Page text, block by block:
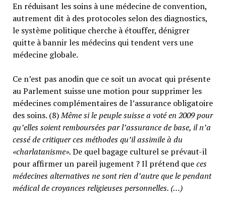
En réduisant les soins à une médecine de convention,
autrement dit à des protocoles selon des diagnostics,
le système politique cherche à étouffer, dénigrer
quitte à bannir les médecins qui tendent vers une
médecine globale.
Ce n’est pas anodin que ce soit un avocat qui présente
au Parlement suisse une motion pour supprimer les
médecines complémentaires de l’assurance obligatoire
des soins. (8)Même si le peuple suisse a voté en 2009 pour
qu’elles soient remboursées par l’assurance de base, il n’a
cessé de critiquer ces méthodes qu’il assimile à du
«charlatanisme».De quel bagage culturel se prévaut-il
pour affirmer un pareil jugement ? Il prétend queces
médecines alternatives ne sont rien d’autre que le pendant
médical de croyances religieuses personnelles. (…)